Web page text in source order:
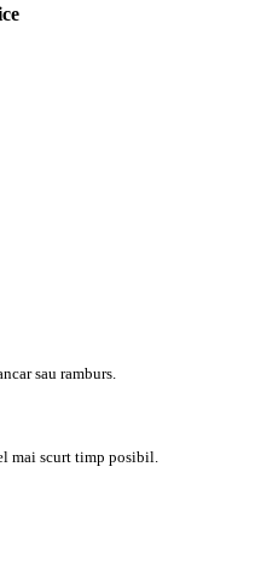
sau ramburs.
mai scurt timp posibil.